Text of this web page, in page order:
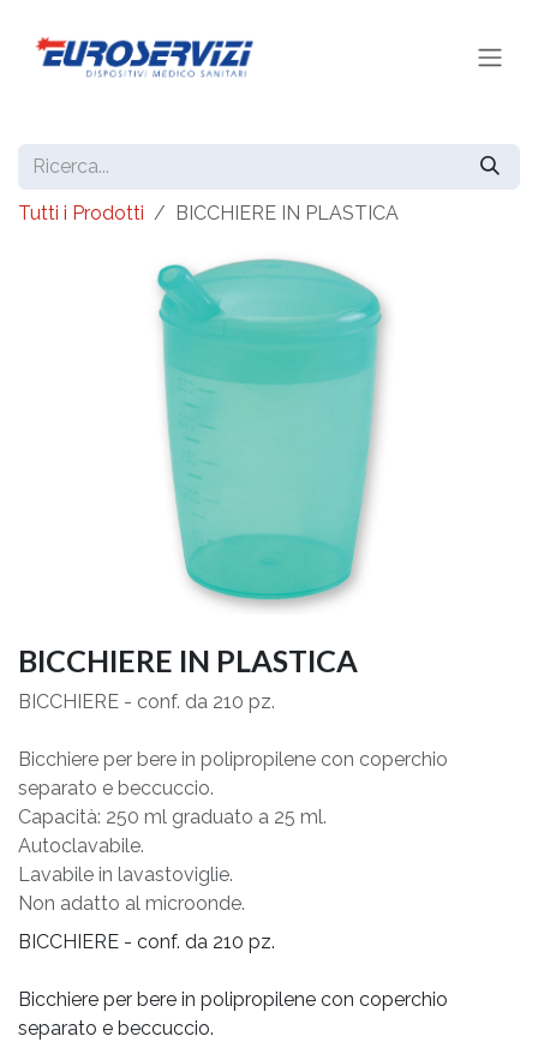
Tutti i Prodotti BICCHIERE IN PLASTICA
BICCHIERE IN PLASTICA
BICCHIERE - conf. da 210 pz.
Bicchiere per bere in polipropilene con coperchio
separato e beccuccio.
Capacità: 250 ml graduato a 25 ml.
Autoclavabile.
Lavabile in lavastoviglie.
Non adatto al microonde.
BICCHIERE - conf. da 210 pz.
Bicchiere per bere in polipropilene con coperchio
separato e beccuccio.